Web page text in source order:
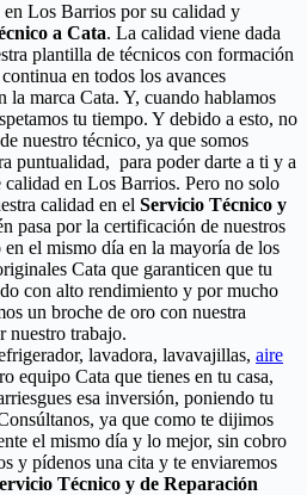
en Los Barrios por su calidad y
a Cata. La calidad viene dada
plantilla de técnicos con formación
en todos los avances
la marca Cata. Y, cuando hablamos
tu tiempo. Y debido a esto, no
nuestro técnico, ya que somos
puntualidad, para poder darte a ti y a
en Los Barrios. Pero no solo
calidad en el Servicio Técnico y
pasa por la certificación de nuestros
el mismo día en la mayoría de los
Cata que garanticen que tu
con alto rendimiento y por mucho
un broche de oro con nuestra
nuestro trabajo.
lavadora, lavavajillas, aire
equipo Cata que tienes en tu casa,
esa inversión, poniendo tu
ya que como te dijimos
el mismo día y lo mejor, sin cobro
y pídenos una cita y te enviaremos
Técnico y de Reparación